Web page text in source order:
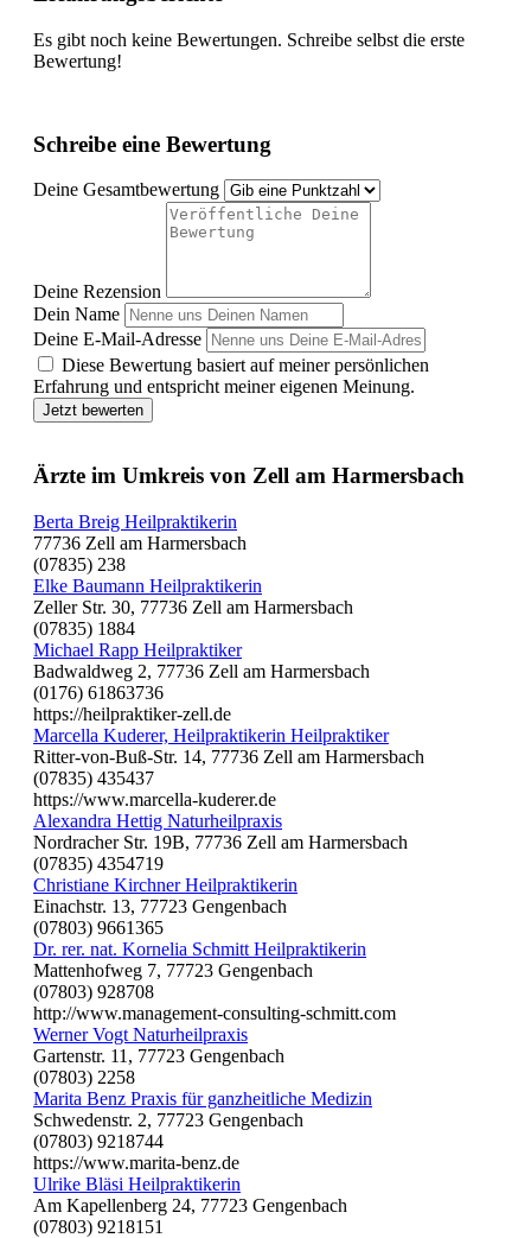
Es gibt noch keine Bewertungen. Schreibe selbst die erste
Bewertung!
Schreibe eine Bewertung
Deine Gesamtbewertung
Deine Rezension
Dein Name
Deine E-Mail-Adresse
Diese Bewertung basiert auf meiner persönlichen
Erfahrung und entspricht meiner eigenen Meinung.
Jetzt bewerten
Ärzte im Umkreis von Zell am Harmersbach
Berta Breig Heilpraktikerin
77736 Zell am Harmersbach
(07835) 238
Elke Baumann Heilpraktikerin
Zeller Str. 30, 77736 Zell am Harmersbach
(07835) 1884
Michael Rapp Heilpraktiker
Badwaldweg 2, 77736 Zell am Harmersbach
(0176) 61863736
https://heilpraktiker-zell.de
Marcella Kuderer, Heilpraktikerin Heilpraktiker
Ritter-von-Buß-Str. 14, 77736 Zell am Harmersbach
(07835) 435437
https://www.marcella-kuderer.de
Alexandra Hettig Naturheilpraxis
Nordracher Str. 19B, 77736 Zell am Harmersbach
(07835) 4354719
Christiane Kirchner Heilpraktikerin
Einachstr. 13, 77723 Gengenbach
(07803) 9661365
Dr. rer. nat. Kornelia Schmitt Heilpraktikerin
Mattenhofweg 7, 77723 Gengenbach
(07803) 928708
http://www.management-consulting-schmitt.com
Werner Vogt Naturheilpraxis
Gartenstr. 11, 77723 Gengenbach
(07803) 2258
Marita Benz Praxis für ganzheitliche Medizin
Schwedenstr. 2, 77723 Gengenbach
(07803) 9218744
https://www.marita-benz.de
Ulrike Bläsi Heilpraktikerin
Am Kapellenberg 24, 77723 Gengenbach
(07803) 9218151